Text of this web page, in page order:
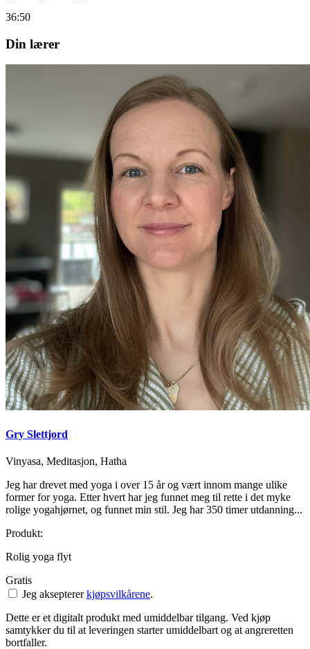
36:50
Din lærer
Gry Slettjord
Vinyasa, Meditasjon, Hatha
Jeg har drevet med yoga i over 15 år og vært innom mange ulike
former for yoga. Etter hvert har jeg funnet meg til rette i det myke
rolige yogahjørnet, og funnet min stil. Jeg har 350 timer utdanning...
Produkt:
Rolig yoga flyt
Gratis
Jeg akseptererkjøpsvilkårene.
Dette er et digitalt produkt med umiddelbar tilgang. Ved kjøp
samtykker du til at leveringen starter umiddelbart og at angreretten
bortfaller.